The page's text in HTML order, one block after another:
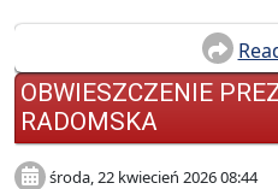
OBWIESZCZENIE
RADOMSKA
środa, 22 kwiecień 2026 08:44